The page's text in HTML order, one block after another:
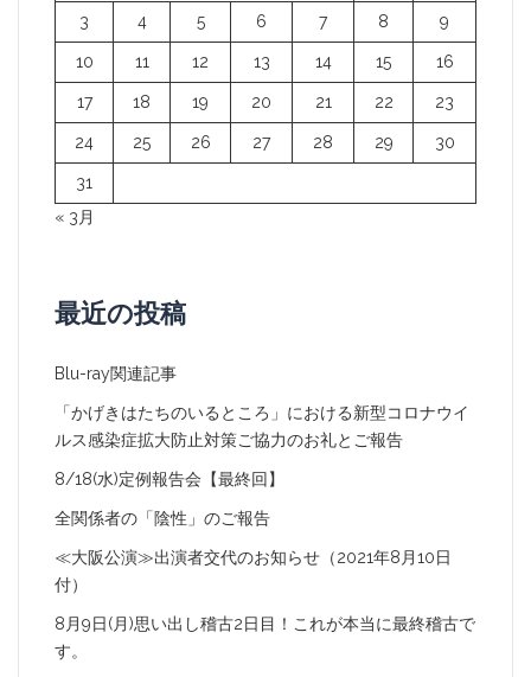
3 4 5 6 7 8 9
10 11 12 13 14 15 16
17 18 19 20 21 22 23
24 25 26 27 28 29 30
31
« 3月
最近の投稿
Blu-ray関連記事
「かげきはたちのいるところ」における新型コロナウイ
ルス感染症拡大防止対策ご協力のお礼とご報告
8/18(水)定例報告会【最終回】
全関係者の「陰性」のご報告
≪大阪公演≫出演者交代のお知らせ（2021年8月10日
付）
8月9日(月)思い出し稽古2日目！これが本当に最終稽古で
す。